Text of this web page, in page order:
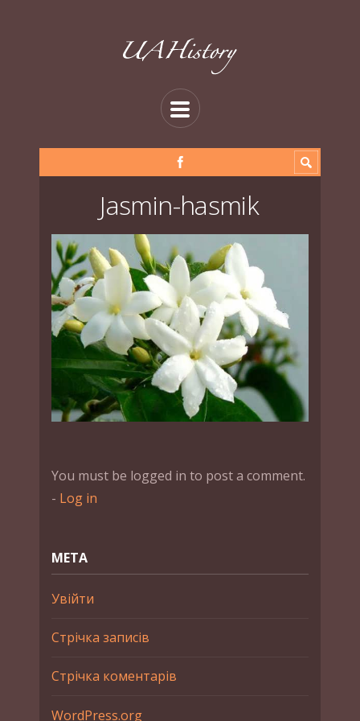
Jasmin-hasmik
You must be logged in to post a comment.
- Log in
МЕТА
Увійти
Стрічка записів
Стрічка коментарів
WordPress.org